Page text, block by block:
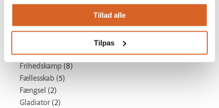
Tillad alle
Tilpas
Flygtninge(7)
Forfatter(2)
Fortid(7)
Frihedskamp (8)
Fællesskab (5)
Fængsel (2)
Gladiator(2)